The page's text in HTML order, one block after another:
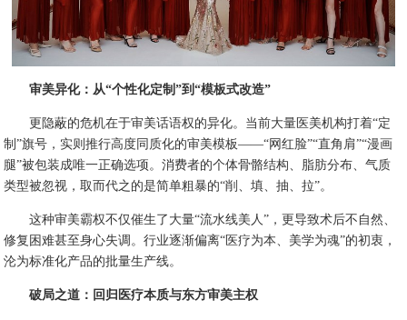
审美异化：从“个性化定制”到“模板式改造”
更隐蔽的危机在于审美话语权的异化。当前大量医美机构打着“定
制”旗号，实则推行高度同质化的审美模板——“网红脸”“直角肩”“漫画
腿”被包装成唯一正确选项。消费者的个体骨骼结构、脂肪分布、气质
类型被忽视，取而代之的是简单粗暴的“削、填、抽、拉”。
这种审美霸权不仅催生了大量“流水线美人”，更导致术后不自然、
修复困难甚至身心失调。行业逐渐偏离“医疗为本、美学为魂”的初衷，
沦为标准化产品的批量生产线。
破局之道：回归医疗本质与东方审美主权